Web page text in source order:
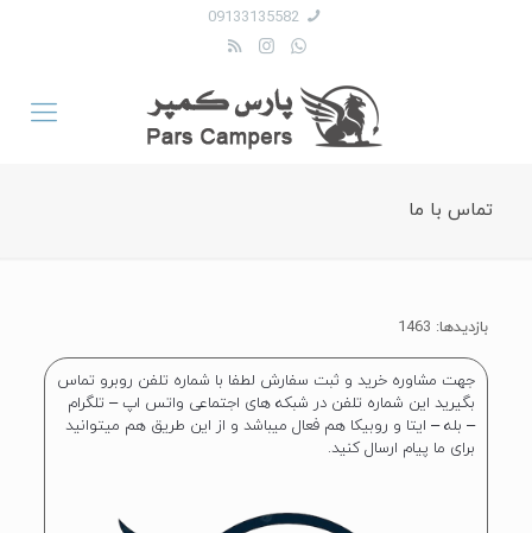
09133135582
تماس با ما
بازدیدها: 1463
جهت مشاوره خرید و ثبت سفارش لطفا با شماره تلفن روبرو تماس
بگیرید این شماره تلفن در شبکه های اجتماعی واتس اپ – تلگرام
– بله – ایتا و روبیکا هم فعال میباشد و از این طریق هم میتوانید
برای ما پیام ارسال کنید.